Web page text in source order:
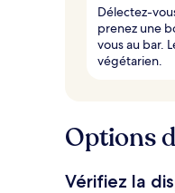
Délectez-
prenez une
vous au bar.
végétarien.
Options
Vérifiez la